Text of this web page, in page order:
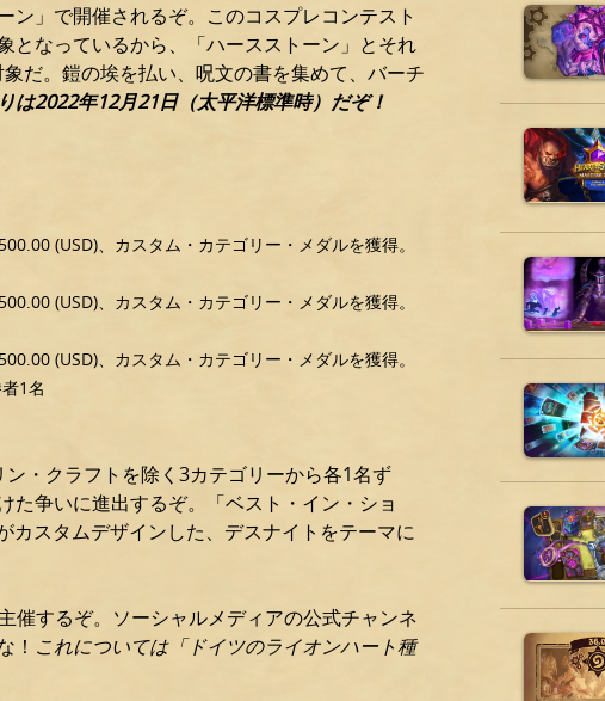
」で開催されるぞ。このコスプレコンテスト
となっているから、「ハースストーン」とそれ
だ。鎧の埃を払い、呪文の書を集めて、バーチ
は2022年12月21日（太平洋標準時）だぞ！
(USD)、カスタム・カテゴリー・メダルを獲得。
(USD)、カスタム・カテゴリー・メダルを獲得。
(USD)、カスタム・カテゴリー・メダルを獲得。
1名
・クラフトを除く3カテゴリーから各1名ず
争いに進出するぞ。「ベスト・イン・ショ
カスタムデザインした、デスナイトをテーマに
催するぞ。ソーシャルメディアの公式チャンネ
！ これについては「ドイツのライオンハート種